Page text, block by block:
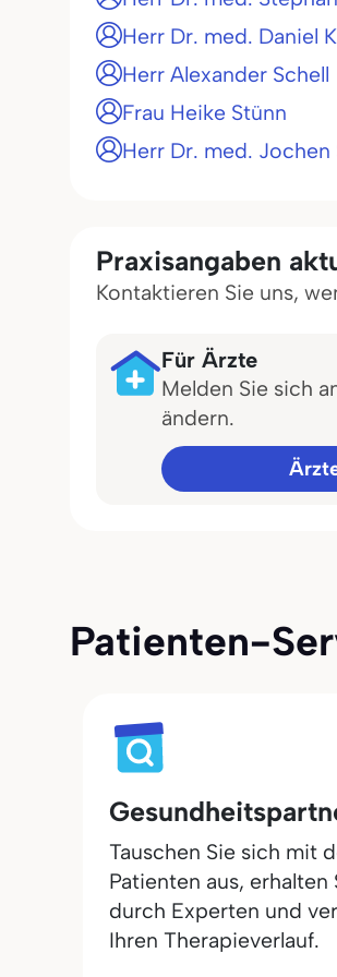
Herr Dr. med. Daniel
Herr Alexander Schell
Frau Heike Stünn
Herr Dr. med. Jochen
Praxisangaben
Kontaktieren Sie uns,
Für Ärzte
Melden Sie sich
ändern.
Patienten-
Tauschen Sie sich mit
Patienten aus, erhalten
durch Experten und
Ihren Therapieverlauf.